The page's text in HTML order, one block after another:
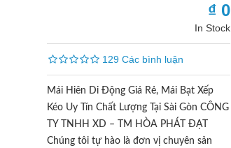
₫ 0
In Stock
129 Các bình luận
Mái Hiên Di Động Giá Rẻ, Mái Bạt Xếp
Kéo Uy Tín Chất Lượng Tại Sài Gòn CÔNG
TY TNHH XD – TM HÒA PHÁT ĐẠT
Chúng tôi tự hào là đơn vị chuyên sản